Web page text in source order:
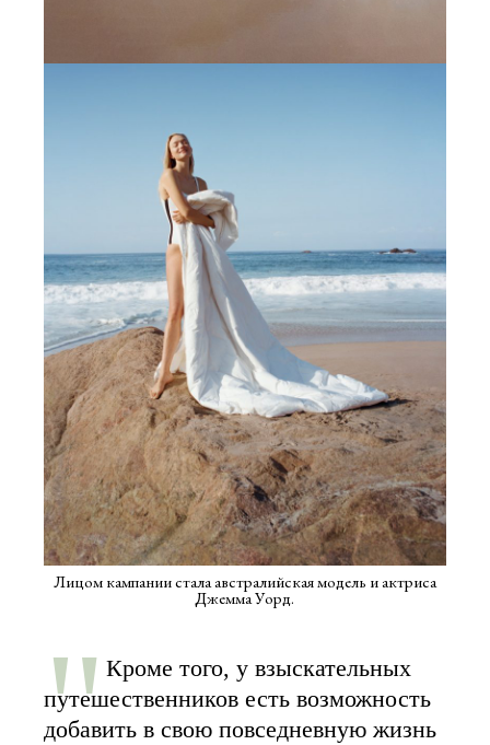
Лицом кампании стала австралийская модель и актриса
Джемма Уорд.
Кроме того, у взыскательных
путешественников есть возможность
добавить в свою повседневную жизнь